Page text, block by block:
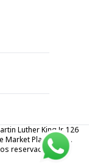
Luther King Jr. 126
Market Place LTDA.
reservados.